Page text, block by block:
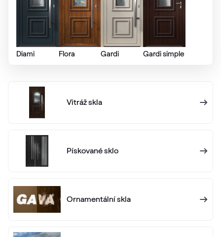
Cherry Dunkel
Hornschuch 442 3070
White C 160
Renolit 2178 001-167
Diami Flora Gardi Gardi simple
Vitráž skla
Pískované sklo
Ornamentální skla